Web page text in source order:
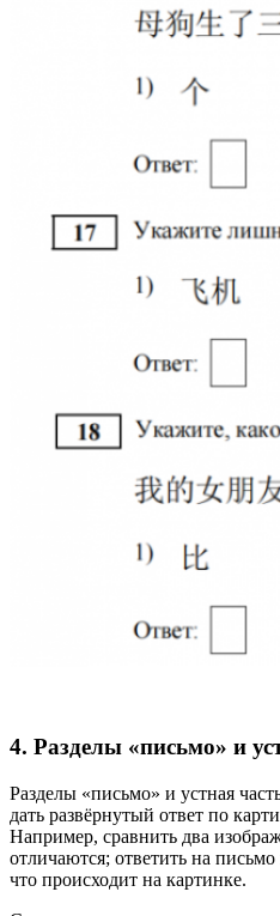
4. Разделы «письмо» и
Разделы «письмо» и устная
дать развёрнутый ответ по
Например, сравнить два
отличаются; ответить на письмо
что происходит на картинке.